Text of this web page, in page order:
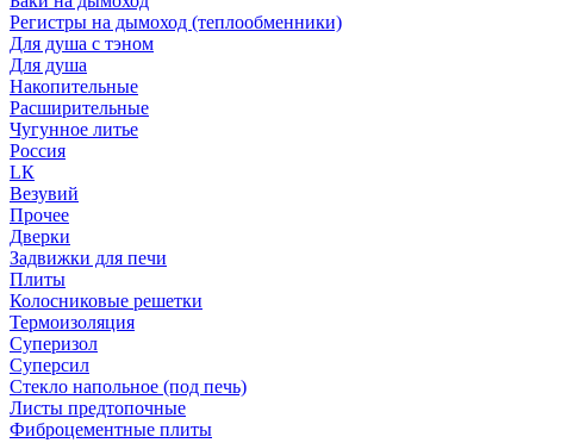
Регистры на дымоход (теплообменники)
Для душа с тэном
Для душа
Накопительные
Расширительные
Чугунное литье
Россия
LК
Везувий
Прочее
Дверки
Задвижки для печи
Плиты
Колосниковые решетки
Термоизоляция
Суперизол
Суперсил
Стекло напольное (под печь)
Листы предтопочные
Фиброцементные плиты